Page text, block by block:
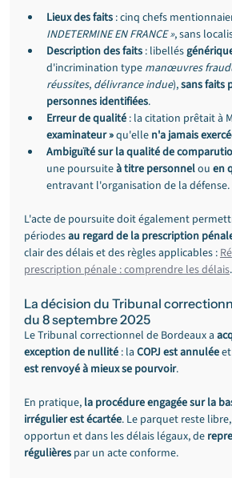
Lieux des faits : cinq chefs
INDETERMINE EN FRANCE », sans
Description des faits : libellés
d'incrimination type manœuvres
réussites, délivrance indue), sans faits
personnes identifiées.
Erreur de qualité : la citation prêtait à
examinateur » qu'elle n'a jamais
Ambiguïté sur la qualité de
une poursuite à titre personnel ou en
entravant l'organisation de la défense.
L'acte de poursuite doit également
périodes au regard de la prescription
clair des délais et des règles applicables :
prescription pénale : comprendre les délais.
La décision du Tribunal
du 8 septembre 2025
Le Tribunal correctionnel de Bordeaux a
exception de nullité : la COPJ est annulée
est renvoyé à mieux se pourvoir.
En pratique, la procédure engagée sur la
irrégulier est écartée. Le parquet reste
opportun et dans les délais légaux, de
régulières par un acte conforme.